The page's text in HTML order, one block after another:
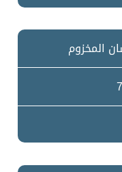
المخزوم